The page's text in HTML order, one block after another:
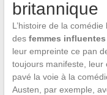
britannique
L’histoire de la
des femmes influentes
leur empreinte ce pan
toujours manifeste, leur
pavé la voie à la
Austen, par exemple,